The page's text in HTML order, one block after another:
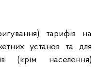
тарифів на
установ та для
(крім населення)